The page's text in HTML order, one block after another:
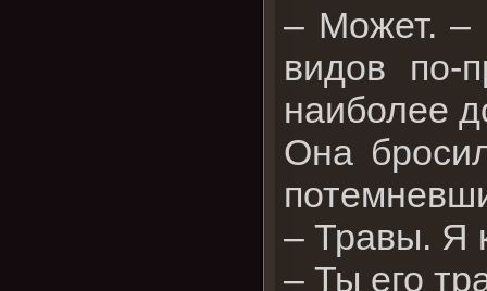
– Может. –
видов по-
наиболее
Она
– Травы. Я
– Ты его